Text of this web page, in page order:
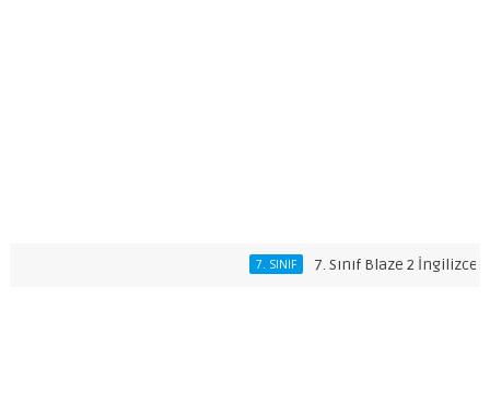
7. SINIF 7. Sınıf Blaze 2 İngilizce Ders